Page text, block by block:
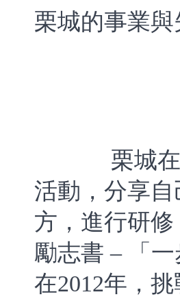
栗城的事業
栗城
活動，分享
方，進行研
勵志書 – 「
在2012年，